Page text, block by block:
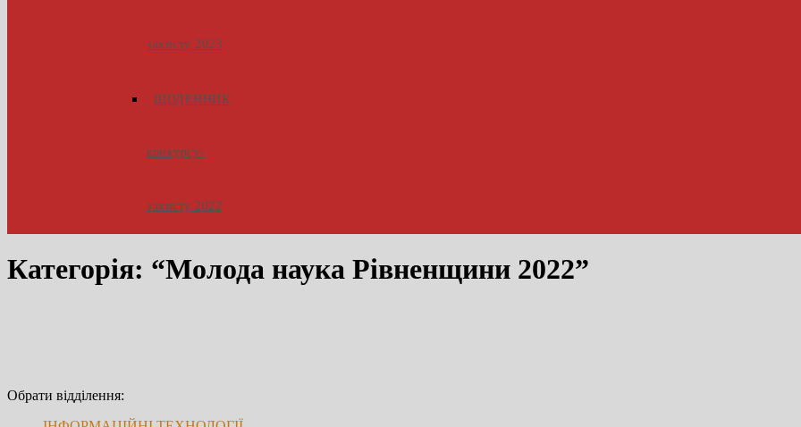
захисту 2023
ЩОДЕННИК
конкурсу-
захисту 2022
Категорія: “Молода наука Рівненщини 2022”
Обрати відділення: